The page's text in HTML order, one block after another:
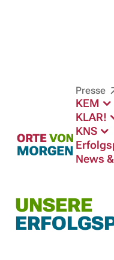
Presse
KEM
KLAR!
KNS
News
UNSERE